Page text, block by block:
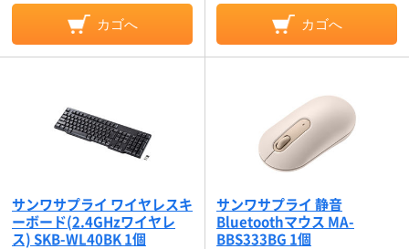
カゴへ カゴへ
サンワサプライ ワイヤレスキ
ーボード(2.4GHzワイヤレ
ス) SKB-WL40BK 1個
サンワサプライ 静音
Bluetoothマウス MA-
BBS333BG 1個